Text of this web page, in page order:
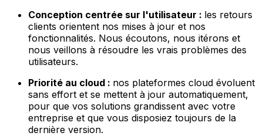
Conception centrée sur l'utilisateur : les retours
clients orientent nos mises à jour et nos
fonctionnalités. Nous écoutons, nous itérons et
nous veillons à résoudre les vrais problèmes des
utilisateurs.
Priorité au cloud : nos plateformes cloud évoluent
sans effort et se mettent à jour automatiquement,
pour que vos solutions grandissent avec votre
entreprise et que vous disposiez toujours de la
dernière version.